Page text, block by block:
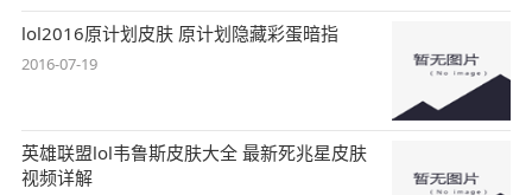
lol2016原计划皮肤 原计划隐藏彩蛋暗指
2016-07-19
英雄联盟lol韦鲁斯皮肤大全 最新死兆星皮肤
视频详解